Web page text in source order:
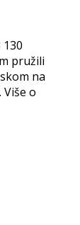
130
pružili
na
o